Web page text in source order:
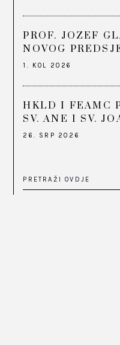
PROF. JOZEF
NOVOG
1. KOL 2026
HKLD I FEAMC
SV. ANE I SV.
26. SRP 2026